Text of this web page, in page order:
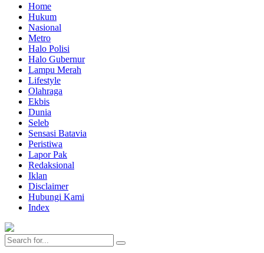
Home
Hukum
Nasional
Metro
Halo Polisi
Halo Gubernur
Lampu Merah
Lifestyle
Olahraga
Ekbis
Dunia
Seleb
Sensasi Batavia
Peristiwa
Lapor Pak
Redaksional
Iklan
Disclaimer
Hubungi Kami
Index